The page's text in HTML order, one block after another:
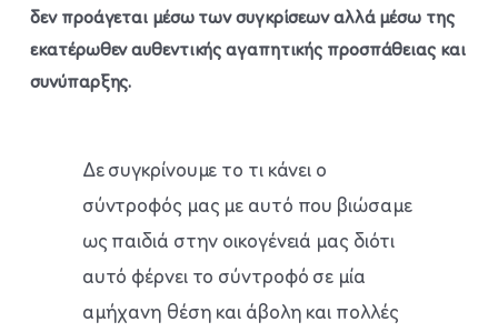
δεν προάγεται μέσω των συγκρίσεων αλλά μέσω της
εκατέρωθεν αυθεντικής αγαπητικής προσπάθειας και
συνύπαρξης.
Δε συγκρίνουμε το τι κάνει ο
σύντροφός μας με αυτό που βιώσαμε
ως παιδιά στην οικογένειά μας διότι
αυτό φέρνει το σύντροφό σε μία
αμήχανη θέση και άβολη και πολλές